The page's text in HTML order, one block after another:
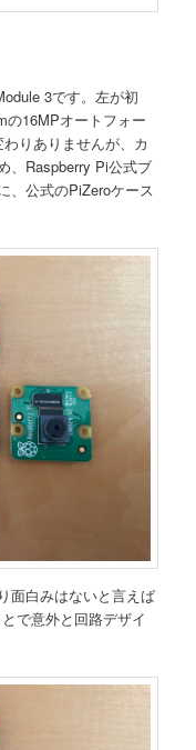
3です。左が初
の16MPオートフォー
りありませんが、カ
、Raspberry Pi公式ブ
、公式のPiZeroケース
面白みはないと言えば
で意外と回路デザイ